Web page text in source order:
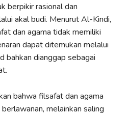
berpikir rasional dan
akal budi. Menurut Al-Kindi,
dan agama tidak memiliki
dapat ditemukan melalui
bahkan dianggap sebagai
bahwa filsafat dan agama
melainkan saling